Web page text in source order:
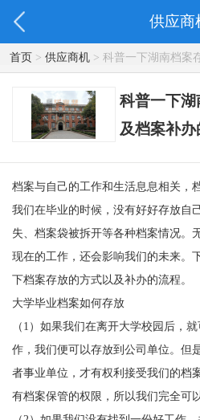
供应商
首页> 供应商机> 科普一下湖南档案
科普一下
及档案补办
档案与自己的工作和生活息息相关，
我们在毕业的时候，没有好好存放自
失、档案袋被拆开等各种档案情况。
现在的工作，还会影响我们的未来。
下档案存放的方式以及补办的流程。
大学毕业档案如何存放
（1）如果我们在离开大学校园后，
作，我们便可以存放到公司单位。但
者事业单位，才有权利接受我们的档
有档案保管的权限，所以我们完全可